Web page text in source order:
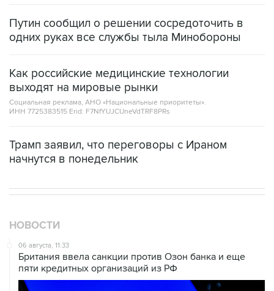
Путин сообщил о решении сосредоточить в
одних руках все службы тыла Минобороны
Как российские медицинские технологии
выходят на мировые рынки
Социальная реклама, АНО «Национальные приоритеты».
ИНН 7725383515 Erid: F7NfYUJCUneVdTRF8PRs
Трамп заявил, что переговоры с Ираном
начнутся в понедельник
НОВОСТИ
06 августа, 11:33
Британия ввела санкции против Озон банка и еще
пяти кредитных организаций из РФ